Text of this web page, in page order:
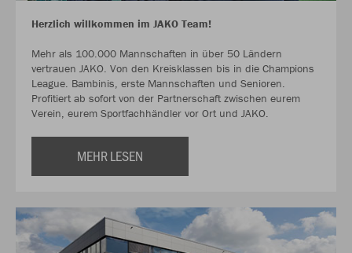
Herzlich willkommen im JAKO Team!
Mehr als 100.000 Mannschaften in über 50 Ländern
vertrauen JAKO. Von den Kreisklassen bis in die Champions
League. Bambinis, erste Mannschaften und Senioren.
Profitiert ab sofort von der Partnerschaft zwischen eurem
Verein, eurem Sportfachhändler vor Ort und JAKO.
MEHR LESEN